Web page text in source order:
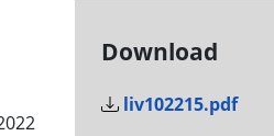
Download
liv102215.pdf